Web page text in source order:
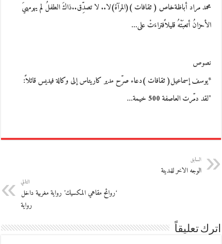
محمد مراد أباظةخاص ( ثقافات )(المرآة)لا.. لا تصدِّق..ذاكَ الطفلُ لم يهرمهيَ
الأحزانُ أتعبَتْهُ قليلاًفتراءَتْ على…
نصوص
*يوسف إسماعيل( ثقافات )دعاء صرّح مدير كاريتاس إلى وكالة فيديس قائلاً:
"لقد دمّرت العاصفة 500 خيمة…
السابق
الوجه الاخر للمدينة
التالي
‘روائح مقاهي المكسيك’ رواية مغربية داخل
رواية
اترك تعليقاً